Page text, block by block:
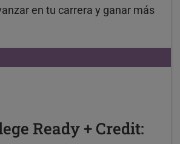
en tu carrera y ganar más
Ready + Credit: